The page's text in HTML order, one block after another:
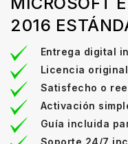
2016
Entrega digital
Licencia original
Satisfecho o
Activación
Guía incluida